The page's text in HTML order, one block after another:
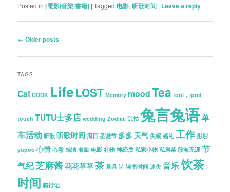
Posted in [電影|音樂|書籍] |Tagged 电影,听歌时间 | Leave a reply
Post
← Older posts
TAGS
Cat COOK LifeLOST Memory moodTea tool，ipod
touch TUTU士多店 wedding Zodiac 乱拍 兔言兔语单
车活动 听歌 听歌时间 周日 圣诞节 多多 天气 失眠 婚礼 工作 彤彤
yupoo 心情 心意 感情 激励 电影 礼物 神经质 私家小物 私房菜 股海无涯 节
气纪芝麻酱花花草草茶 茶具 诗 读书时间 迷失 音乐饮茶
时间 骑行记